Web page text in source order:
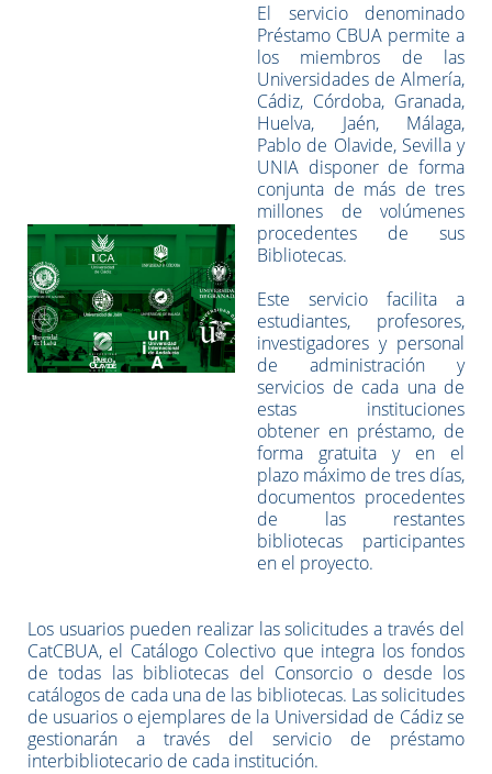
El servicio denominado
Préstamo CBUA permite a
los miembros de las
Universidades de Almería,
Cádiz, Córdoba, Granada,
Huelva, Jaén, Málaga,
Pablo de Olavide, Sevilla y
UNIA disponer de forma
conjunta de más de tres
millones de volúmenes
procedentes de sus
Bibliotecas.
Este servicio facilita a
estudiantes, profesores,
investigadores y personal
de administración y
servicios de cada una de
estas instituciones
obtener en préstamo, de
forma gratuita y en el
plazo máximo de tres días,
documentos procedentes
de las restantes
bibliotecas participantes
en el proyecto.
Los usuarios pueden realizar las solicitudes a través del
CatCBUA, el Catálogo Colectivo que integra los fondos
de todas las bibliotecas del Consorcio o desde los
catálogos de cada una de las bibliotecas. Las solicitudes
de usuarios o ejemplares de la Universidad de Cádiz se
gestionarán a través del servicio de préstamo
interbibliotecario de cada institución.